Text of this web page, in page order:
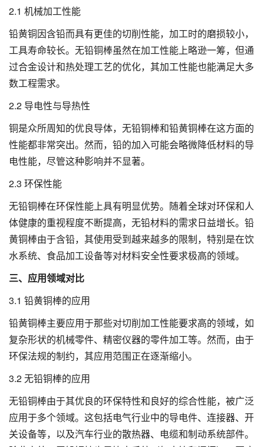
2.1 机械加工性能
铅黄铜因含铅而具有更佳的切削性能，加工时的磨损较小，
工具寿命较长。无铅铜棒虽然在加工性能上略逊一筹，但通
过合金设计和热处理工艺的优化，其加工性能也能满足大多
数工程需求。
2.2 导电性与导热性
铜是众所周知的优良导体，无铅铜棒和铅黄铜棒在这方面的
性能都非常突出。然而，铅的加入可能会略微降低材料的导
电性能，尽管这种影响并不显著。
2.3 环保性能
无铅铜棒在环保性能上具有明显优势。随着全球对环保和人
体健康的重视程度不断提高，无铅材料的需求日益增长。铅
黄铜棒由于含铅，其使用受到越来越多的限制，特别是在饮
水系统、食品加工设备等对材料安全性要求极高的领域。
三、应用领域对比
3.1 铅黄铜棒的应用
铅黄铜棒主要应用于那些对切削加工性能要求高的领域，如
复杂形状的机械零件、精密仪器的零件加工等。然而，由于
环保法规的制约，其应用范围正在逐渐缩小。
3.2 无铅铜棒的应用
无铅铜棒由于其优良的环保特性和良好的综合性能，被广泛
应用于多个领域。这包括电气行业中的导电件、连接器、开
关设备等，以及汽车行业的散热器、电缆和制动系统部件。